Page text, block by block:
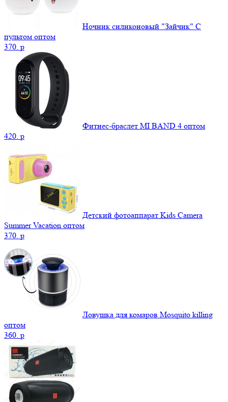
Ночник силиконовый "Зайчик" С
пультом оптом
370. p
Фитнес-браслет MI BAND 4 оптом
420. p
Детский фотоаппарат Kids Camera
Summer Vacation оптом
370. p
Ловушка для комаров Mosquito killing
оптом
360. p